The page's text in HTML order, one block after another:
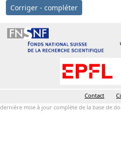
Corriger - compléter
Contact
dernière mise à jour complète de la base de